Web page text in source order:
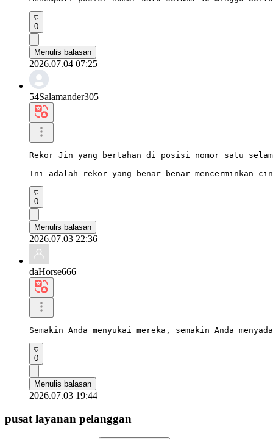
0
Menulis balasan
2026.07.04 07:25
54Salamander305
Rekor Jin yang bertahan di posisi nomor satu
Ini adalah rekor yang benar-benar mencerminkan
0
Menulis balasan
2026.07.03 22:36
daHorse666
Semakin Anda menyukai mereka, semakin Anda
0
Menulis balasan
2026.07.03 19:44
pusat layanan pelanggan